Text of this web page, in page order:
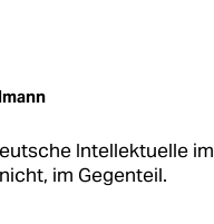
Intellektuelle im
im Gegenteil.